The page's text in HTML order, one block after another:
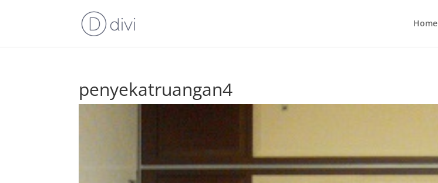
Home
penyekatruangan4